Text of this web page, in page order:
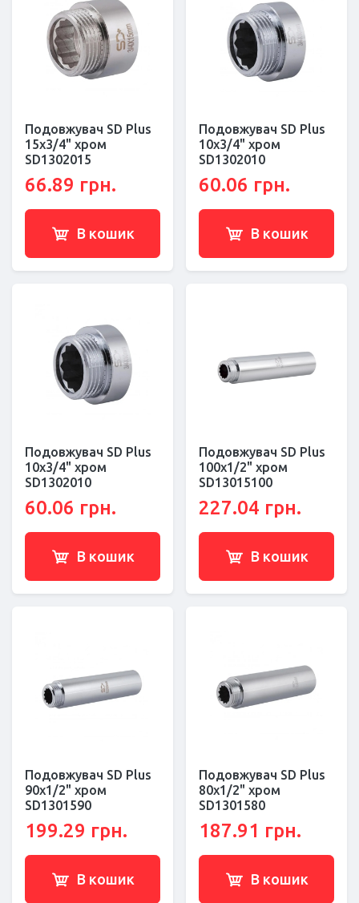
Подовжувач SD Plus
15х3/4" хром
SD1302015
66.89 грн.
В кошик
Подовжувач SD Plus
10х3/4" хром
SD1302010
60.06 грн.
В кошик
Подовжувач SD Plus
10х3/4" хром
SD1302010
60.06 грн.
В кошик
Подовжувач SD Plus
100х1/2" хром
SD13015100
227.04 грн.
В кошик
Подовжувач SD Plus
90х1/2" хром
SD1301590
199.29 грн.
В кошик
Подовжувач SD Plus
80х1/2" хром
SD1301580
187.91 грн.
В кошик